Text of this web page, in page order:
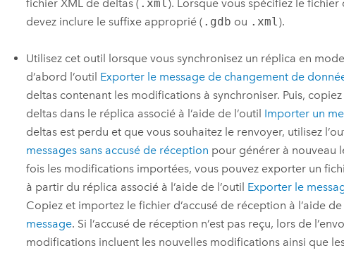
fichier XML de deltas ( .xml). Lorsque vous spécifiez le
devez inclure le suffixe approprié ( .gdb ou .xml).
Utilisez cet outil lorsque vous synchronisez un réplica en
d’abord l’outil Exporter le message de changement de
deltas contenant les modifications à synchroniser. Puis,
deltas dans le réplica associé à l’aide de l’outil Importer un
deltas est perdu et que vous souhaitez le renvoyer, utilisez
messages sans accusé de réception pour générer à nouveau
fois les modifications importées, vous pouvez exporter un
à partir du réplica associé à l’aide de l’outil Exporter le
Copiez et importez le fichier d’accusé de réception à l’aide de
message. Si l’accusé de réception n’est pas reçu, lors de
modifications incluent les nouvelles modifications ainsi que